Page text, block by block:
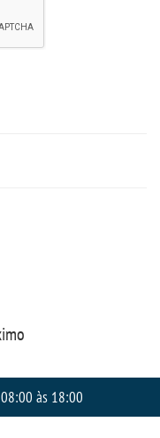
às 18:00